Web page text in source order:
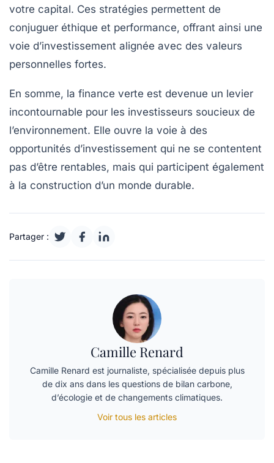
votre capital. Ces stratégies permettent de
conjuguer éthique et performance, offrant ainsi une
voie d’investissement alignée avec des valeurs
personnelles fortes.
En somme, la finance verte est devenue un levier
incontournable pour les investisseurs soucieux de
l’environnement. Elle ouvre la voie à des
opportunités d’investissement qui ne se contentent
pas d’être rentables, mais qui participent également
à la construction d’un monde durable.
Partager :
Camille Renard
Camille Renard est journaliste, spécialisée depuis plus
de dix ans dans les questions de bilan carbone,
d’écologie et de changements climatiques.
Voir tous les articles